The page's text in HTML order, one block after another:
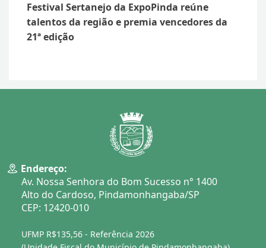
Festival Sertanejo da ExpoPinda reúne
talentos da região e premia vencedores da
21ª edição
Endereço:
Av. Nossa Senhora do Bom Sucesso n° 1400
Alto do Cardoso, Pindamonhangaba/SP
CEP: 12420-010
UFMP R$135,56 - Referência 2026